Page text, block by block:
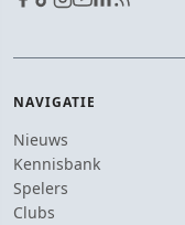
NAVIGATIE
Nieuws
Kennisbank
Spelers
Clubs